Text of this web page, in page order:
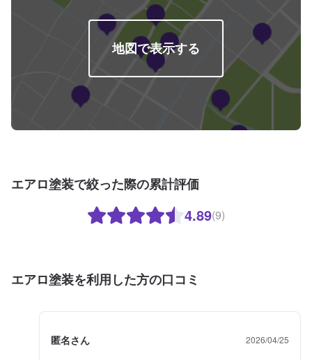
地図で表示する
エアロ塗装で絞った際の累計評価
4.89(9)
エアロ塗装を利用した方の口コミ
匿名さん 2026/04/25